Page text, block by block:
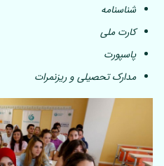
شناسنامه
کارت ملی
پاسپورت
مدارک تحصیلی و ریزنمرات